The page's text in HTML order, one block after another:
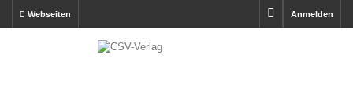
Anmelden
Webseiten